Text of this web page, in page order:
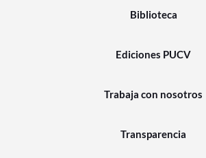
Biblioteca
Ediciones PUCV
Trabaja con nosotros
Transparencia